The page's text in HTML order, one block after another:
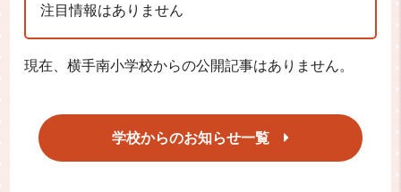
注目情報はありません
現在、横手南小学校からの公開記事はありません。
学校からのお知らせ一覧